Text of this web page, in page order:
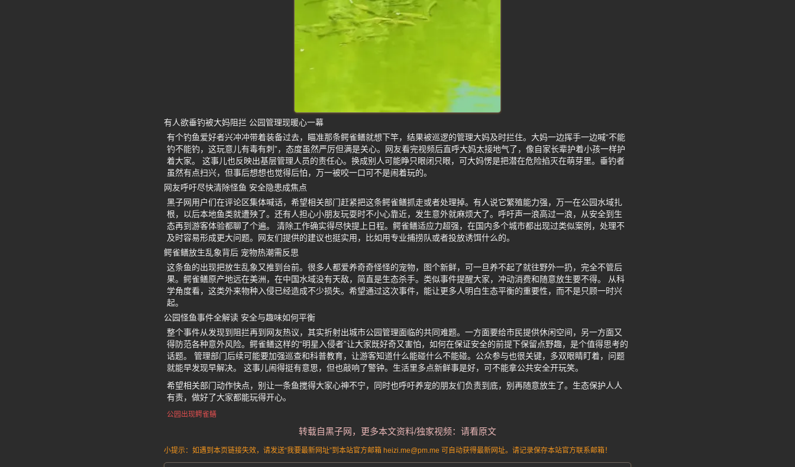
有人欲垂钓被大妈阻拦 公园管理现暖心一幕
有个钓鱼爱好者兴冲冲带着装备过去，瞄准那条鳄雀鳝就想下竿，结果被巡逻的管理大妈及时拦住。大妈一边挥手一边喊“不能
钓不能钓，这玩意儿有毒有刺”，态度虽然严厉但满是关心。网友看完视频后直呼大妈太接地气了，像自家长辈护着小孩一样护
着大家。 这事儿也反映出基层管理人员的责任心。换成别人可能睁只眼闭只眼，可大妈愣是把潜在危险掐灭在萌芽里。垂钓者
虽然有点扫兴，但事后想想也觉得后怕，万一被咬一口可不是闹着玩的。
网友呼吁尽快清除怪鱼 安全隐患成焦点
黑子网用户们在评论区集体喊话，希望相关部门赶紧把这条鳄雀鳝抓走或者处理掉。有人说它繁殖能力强，万一在公园水域扎
根，以后本地鱼类就遭殃了。还有人担心小朋友玩耍时不小心靠近，发生意外就麻烦大了。呼吁声一浪高过一浪，从安全到生
态再到游客体验都聊了个遍。 清除工作确实得尽快提上日程。鳄雀鳝适应力超强，在国内多个城市都出现过类似案例，处理不
及时容易形成更大问题。网友们提供的建议也挺实用，比如用专业捕捞队或者投放诱饵什么的。
鳄雀鳝放生乱象背后 宠物热潮需反思
这条鱼的出现把放生乱象又推到台前。很多人都爱养奇奇怪怪的宠物，图个新鲜，可一旦养不起了就往野外一扔，完全不管后
果。鳄雀鳝原产地远在美洲，在中国水域没有天敌，简直是生态杀手。类似事件提醒大家，冲动消费和随意放生要不得。 从科
学角度看，这类外来物种入侵已经造成不少损失。希望通过这次事件，能让更多人明白生态平衡的重要性，而不是只顾一时兴
起。
公园怪鱼事件全解读 安全与趣味如何平衡
整个事件从发现到阻拦再到网友热议，其实折射出城市公园管理面临的共同难题。一方面要给市民提供休闲空间，另一方面又
得防范各种意外风险。鳄雀鳝这样的“明星入侵者”让大家既好奇又害怕，如何在保证安全的前提下保留点野趣，是个值得思考的
话题。 管理部门后续可能要加强巡查和科普教育，让游客知道什么能碰什么不能碰。公众参与也很关键，多双眼睛盯着，问题
就能早发现早解决。 这事儿闹得挺有意思，但也敲响了警钟。生活里多点新鲜事是好，可不能拿公共安全开玩笑。
希望相关部门动作快点，别让一条鱼搅得大家心神不宁，同时也呼吁养宠的朋友们负责到底，别再随意放生了。生态保护人人
有责，做好了大家都能玩得开心。
公园出现鳄雀鳝
转载自黑子网，更多本文资料/独家视频：请看原文
小提示：如遇到本页链接失效，请发送“我要最新网址”到本站官方邮箱 heizi.me@pm.me 可自动获得最新网址。请记录保存本站官方联系邮箱！